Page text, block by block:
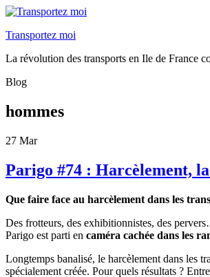
Transportez moi
La révolution des transports en Ile de France
Blog
hommes
27 Mar
Parigo #74 : Harcèlement,
Que faire face au harcèlement dans les
Des frotteurs, des exhibitionnistes, des
Parigo est parti en caméra cachée dans les
Longtemps banalisé, le harcèlement dans les
spécialement créée. Pour quels résultats ?